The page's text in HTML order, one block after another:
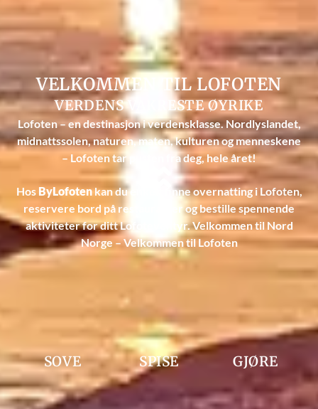
VELKOMMEN TIL LOFOTEN
VERDENS VAKRESTE ØYRIKE
Lofoten – en destinasjon i verdensklasse. Nordlyslandet,
midnattssolen, naturen, maten, kulturen og menneskene
– Lofoten tar pusten fra deg, hele året!
Hos ByLofotenkan du enkelt finne overnatting i Lofoten,
reservere bord på restauranter og bestille spennende
aktiviteter for ditt Lofoteventyr. Velkommen til Nord
Norge – Velkommen til Lofoten
SOVE SPISE GJØRE